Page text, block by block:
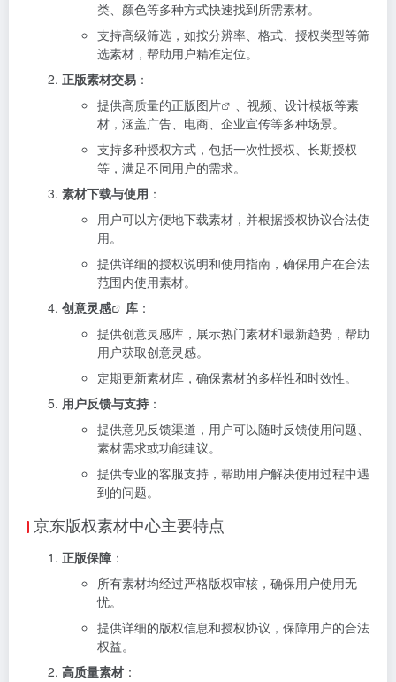
类、颜色等多种方式快速找到所需素材。
支持高级筛选，如按分辨率、格式、授权类型等筛
选素材，帮助用户精准定位。
正版素材交易 ：
提供高质量的正版图片
、视频、设计模板等素
材，涵盖广告、电商、企业宣传等多种场景。
支持多种授权方式，包括一次性授权、长期授权
等，满足不同用户的需求。
素材下载与使用 ：
用户可以方便地下载素材，并根据授权协议合法使
用。
提供详细的授权说明和使用指南，确保用户在合法
范围内使用素材。
创意灵感
库 ：
提供创意灵感库，展示热门素材和最新趋势，帮助
用户获取创意灵感。
定期更新素材库，确保素材的多样性和时效性。
用户反馈与支持 ：
提供意见反馈渠道，用户可以随时反馈使用问题、
素材需求或功能建议。
提供专业的客服支持，帮助用户解决使用过程中遇
到的问题。
京东版权素材中心主要特点
正版保障 ：
所有素材均经过严格版权审核，确保用户使用无
忧。
提供详细的版权信息和授权协议，保障用户的合法
权益。
高质量素材 ：